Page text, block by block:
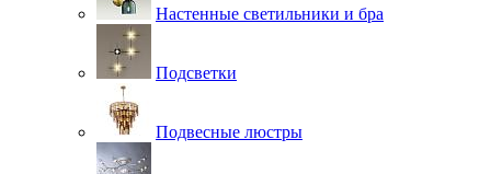
Настенные светильники и бра
Подсветки
Подвесные люстры